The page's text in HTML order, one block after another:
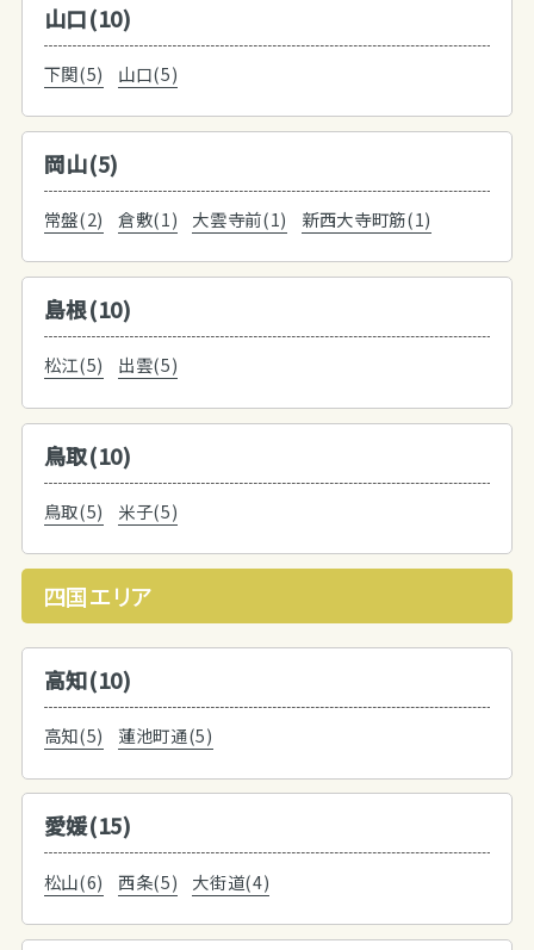
山口(10)
下関(5) 山口(5)
岡山(5)
常盤(2) 倉敷(1) 大雲寺前(1) 新西大寺町筋(1)
島根(10)
松江(5) 出雲(5)
鳥取(10)
鳥取(5) 米子(5)
四国エリア
高知(10)
高知(5) 蓮池町通(5)
愛媛(15)
松山(6) 西条(5) 大街道(4)